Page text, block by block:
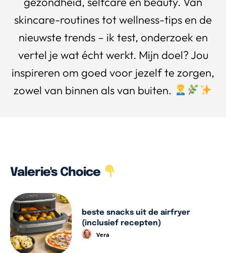
skincare-routines tot wellness-tips en de
nieuwste trends – ik test, onderzoek en
vertel je wat écht werkt. Mijn doel? Jou
inspireren om goed voor jezelf te zorgen,
zowel van binnen als van buiten.
Valerie's Choice
beste snacks uit de airfryer
(inclusief recepten)
Vera